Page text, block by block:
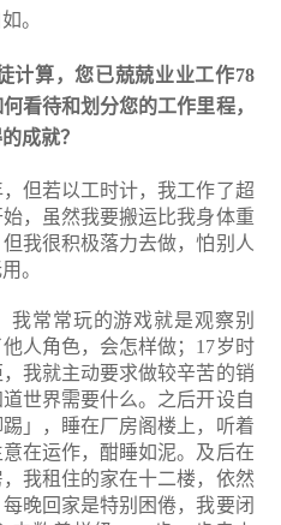
。
计算，您已兢兢业业工作78
看待和划分您的工作里程，
成就？
但若以工时计，我工作了超
，虽然我要搬运比我身体重
我很积极落力去做，怕别人
。
我常常玩的游戏就是观察别
人角色，会怎样做；17岁时
我就主动要求做较辛苦的销
世界需要什么。之后开设自
」，睡在厂房阁楼上，听着
在运作，酣睡如泥。及后在
我租住的家在十二楼，依然
晚回家是特别困倦，我要闭